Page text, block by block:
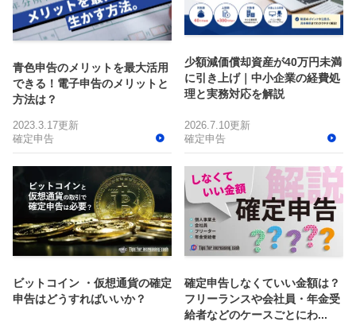
青色申告のメリットを最大活用
できる！電子申告のメリットと
方法は？
2023.3.17更新
確定申告
少額減価償却資産が40万円未満
に引き上げ｜中小企業の経費処
理と実務対応を解説
2026.7.10更新
確定申告
ビットコイン ・仮想通貨の確定
申告はどうすればいいか？
確定申告しなくていい金額は？
フリーランスや会社員・年金受
給者などのケースごとにわ...